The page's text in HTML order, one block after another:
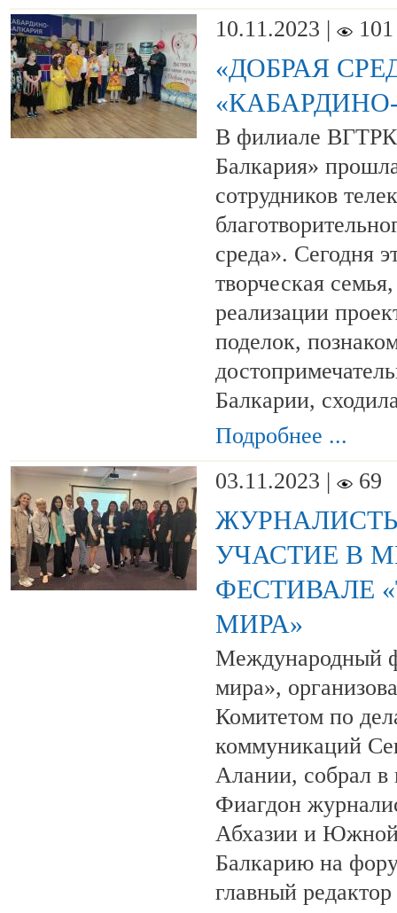
10.11.2023 |
101
«ДОБРАЯ
В филиале
Балкария»
сотрудников
среда». Сегодня
творческая
реализации
поделок,
Балкарии,
Подробнее ...
03.11.2023 |
69
УЧАСТИЕ В
ФЕСТИВАЛЕ
МИРА»
Международный
мира»,
Комитетом по
коммуникаций
Алании, собрал в
Фиагдон
Абхазии и
Балкарию на
главный